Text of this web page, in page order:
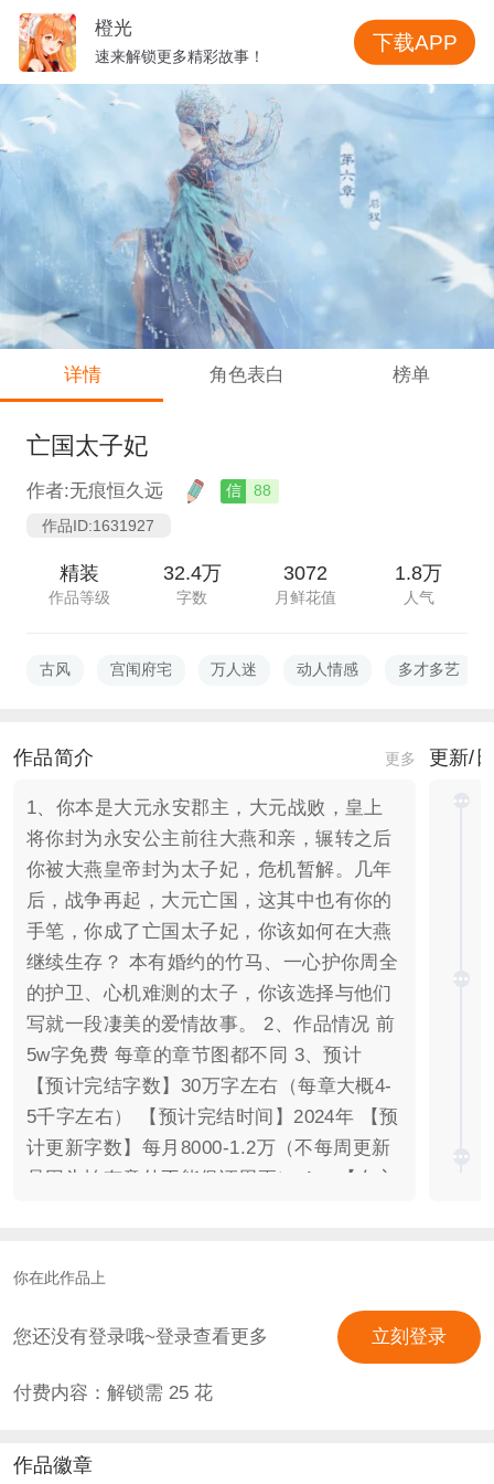
详情 角色表白 榜单
亡国太子妃
作者:无痕恒久远 信
88
作品ID:1631927
精装
作品等级
32.4万
字数
3072
月鲜花值
1.8万
人气
古风 宫闱府宅 万人迷 动人情感 多才多艺
作品简介 更多
1、你本是大元永安郡主，大元战败，皇上
将你封为永安公主前往大燕和亲，辗转之后
你被大燕皇帝封为太子妃，危机暂解。几年
后，战争再起，大元亡国，这其中也有你的
手笔，你成了亡国太子妃，你该如何在大燕
继续生存？ 本有婚约的竹马、一心护你周全
的护卫、心机难测的太子，你该选择与他们
写就一段凄美的爱情故事。 2、作品情况 前
5w字免费 每章的章节图都不同 3、预计
【预计完结字数】30万字左右（每章大概4-
5千字左右） 【预计完结时间】2024年 【预
计更新字数】每月8000-1.2万（不每周更新
是因为怕有意外不能保证周更） 4、 【女主
10.30 5、版权 【剧本、制作】无痕 【立
鱼、面面不鸣[烤鸭坊] 【封面】姜饼果子[一
页书] 【UI】弥鸾也&雲熙[三台令] 【表白
卡】阿青[木槿之年]、弥鸾也&雲熙[三台令]
顶]、yuuu白[画夜]、叮咚&婵念[染霜华]、弥
更新/
你在此作品上
您还没有登录哦~登录查看更多 立刻登录
付费内容：解锁需 25花
作品徽章
橙光
速来解锁更多精彩故事！
下载APP